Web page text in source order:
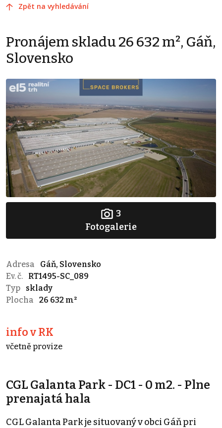
Zpět na vyhledávání
Pronájem skladu 26 632 m², Gáň,
Slovensko
3
Fotogalerie
Adresa
Gáň, Slovensko
Ev. č.
RT1495-SC_089
Typ
sklady
Plocha
26 632 m²
info v RK
včetně provize
CGL Galanta Park - DC1 - 0 m2. - Plne
prenajatá hala
CGL Galanta Park je situovaný v obci Gáň pri